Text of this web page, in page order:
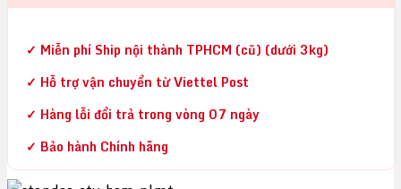
✓ Miễn phí Ship nội thành TPHCM (cũ) (dưới 3kg)
✓ Hỗ trợ vận chuyển từ Viettel Post
✓ Hàng lỗi đổi trả trong vòng 07 ngày
✓ Bảo hành Chính hãng